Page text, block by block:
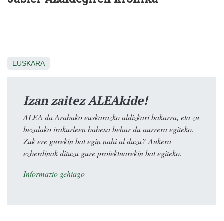
EUSKARA
Izan zaitez ALEAkide!
ALEA da Arabako euskarazko aldizkari bakarra, eta zu
bezalako irakurleen babesa behar du aurrera egiteko.
Zuk ere gurekin bat egin nahi al duzu? Aukera
ezberdinak dituzu gure proiektuarekin bat egiteko.
Informazio gehiago